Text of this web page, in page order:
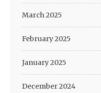
March 2025
February 2025
January 2025
December 2024